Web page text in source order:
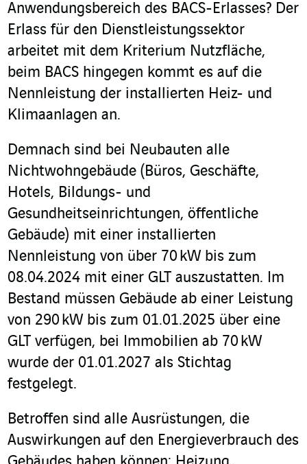
Anwendungsbereich des BACS-Erlasses? Der
Erlass für den Dienstleistungssektor
arbeitet mit dem Kriterium Nutzfläche,
beim BACS hingegen kommt es auf die
Nennleistung der installierten Heiz- und
Klimaanlagen an.
Demnach sind bei Neubauten alle
Nichtwohngebäude (Büros, Geschäfte,
Hotels, Bildungs- und
Gesundheitseinrichtungen, öffentliche
Gebäude) mit einer installierten
Nennleistung von über 70 kW bis zum
08.04.2024 mit einer GLT auszustatten. Im
Bestand müssen Gebäude ab einer Leistung
von 290 kW bis zum 01.01.2025 über eine
GLT verfügen, bei Immobilien ab 70 kW
wurde der 01.01.2027 als Stichtag
festgelegt.
Betroffen sind alle Ausrüstungen, die
Auswirkungen auf den Energieverbrauch des